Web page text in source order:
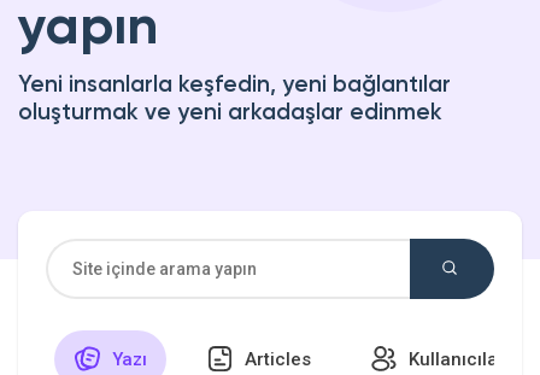
My Events
Discover Gruplar
yapın
Yeni insanlarla keşfedin, yeni bağlantılar
oluşturmak ve yeni arkadaşlar edinmek
Yazı Articles Kullanıcılar